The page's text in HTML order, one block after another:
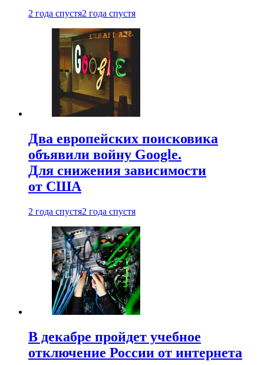
2 года спустя2 года спустя
Два европейских поисковика
объявили войну Google.
Для снижения зависимости
от США
2 года спустя2 года спустя
В декабре пройдет учебное
отключение России от интернета